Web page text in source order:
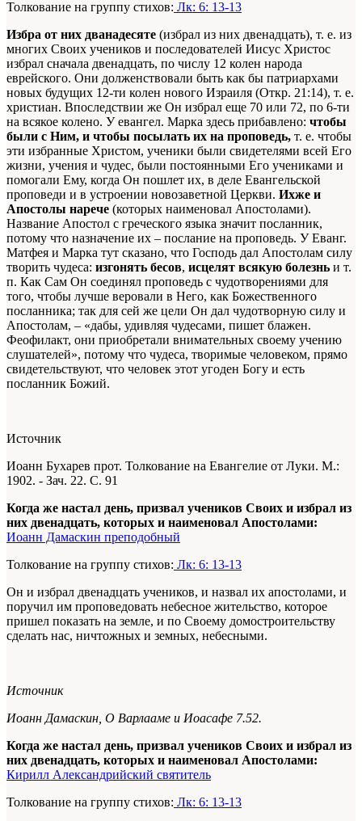
Толкование на группу стихов: Лк: 6: 13-13
Избра от них дванадесяте (избрал из них двенадцать), т. е. из
многих Своих учеников и последователей Иисус Христос
избрал сначала двенадцать, по числу 12 колен народа
еврейского. Они долженствовали быть как бы патриархами
новых будущих 12-ти колен нового Израиля (Откр. 21:14), т. е.
христиан. Впоследствии же Он избрал еще 70 или 72, по 6-ти
на всякое колено. У евангел. Марка здесь прибавлено: чтобы
были с Ним, и чтобы посылать их на проповедь, т. е. чтобы
эти избранные Христом, ученики были свидетелями всей Его
жизни, учения и чудес, были постоянными Его учениками и
помогали Ему, когда Он пошлет их, в деле Евангельской
проповеди и в устроении новозаветной Церкви. Ихже и
Апостолы нарече (которых наименовал Апостолами).
Название Апостол с греческого языка значит посланник,
потому что назначение их – послание на проповедь. У Еванг.
Матфея и Марка тут сказано, что Господь дал Апостолам силу
творить чудеса: изгонять бесов, исцелят всякую болезнь и т.
п. Как Сам Он соединял проповедь с чудотворениями для
того, чтобы лучше веровали в Него, как Божественного
посланника; так для сей же цели Он дал чудотворную силу и
Апостолам, – «дабы, удивляя чудесами, пишет блажен.
Феофилакт, они приобретали внимательных своему учению
слушателей», потому что чудеса, творимые человеком, прямо
свидетельствуют, что человек этот угоден Богу и есть
посланник Божий.
Источник
Иоанн Бухарев прот. Толкование на Евангелие от Луки. М.:
1902. - Зач. 22. С. 91
Когда же настал день, призвал учеников Своих и избрал из
них двенадцать, которых и наименовал Апостолами:
Иоанн Дамаскин преподобный
Толкование на группу стихов: Лк: 6: 13-13
Он и избрал двенадцать учеников, и назвал их апостолами, и
поручил им проповедовать небесное жительство, которое
пришел показать на земле, и по Своему домостроительству
сделать нас, ничтожных и земных, небесными.
Источник
Иоанн Дамаскин, О Варлааме и Иоасафе 7.52.
Когда же настал день, призвал учеников Своих и избрал из
них двенадцать, которых и наименовал Апостолами:
Кирилл Александрийский святитель
Толкование на группу стихов: Лк: 6: 13-13